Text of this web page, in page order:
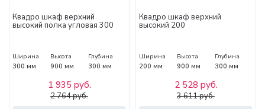
Квадро шкаф верхний
высокий полка угловая 300
Ширина
300 мм
Высота
900 мм
Глубина
300 мм
1 935 руб.
2 764 руб.
Квадро шкаф верхний
высокий 200
Ширина
200 мм
Высота
900 мм
Глубина
300 мм
2 528 руб.
3 611 руб.